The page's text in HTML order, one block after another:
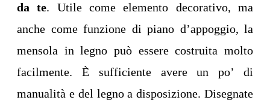
da te. Utile come elemento decorativo, ma
anche come funzione di piano d’appoggio, la
mensola in legno può essere costruita molto
facilmente. È sufficiente avere un po’ di
manualità e del legno a disposizione. Disegnate